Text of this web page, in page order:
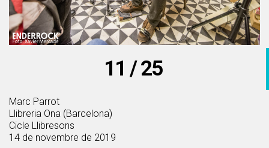
11 / 25
Marc Parrot
Llibreria Ona (Barcelona)
Cicle Llibresons
14 de novembre de 2019